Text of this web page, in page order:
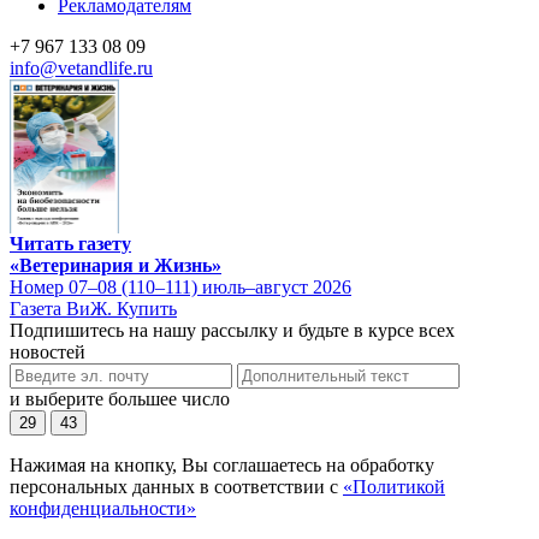
Рекламодателям
+7 967 133 08 09
info@vetandlife.ru
Читать газету
«Ветеринария и Жизнь»
Номер 07–08 (110–111) июль–август 2026
Газета ВиЖ. Купить
Подпишитесь на нашу рассылку и будьте в курсе всех
новостей
и выберите большее число
29 43
Нажимая на кнопку, Вы соглашаетесь на обработку
персональных данных в соответствии с «Политикой
конфиденциальности»